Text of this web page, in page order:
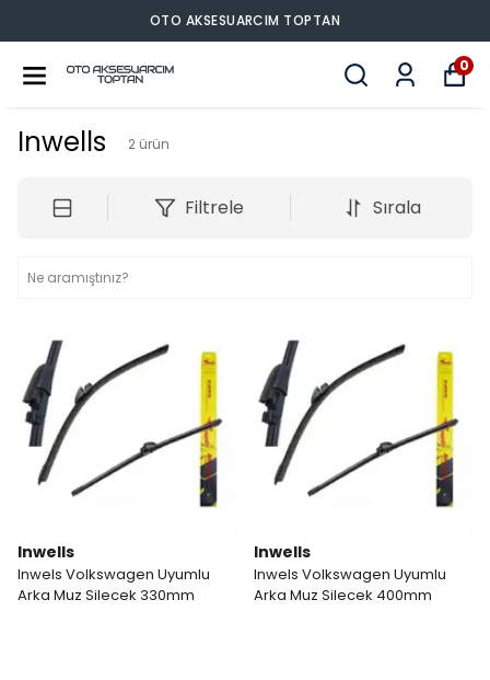
0
Inwells 2 ürün
Filtrele Sırala
Inwells
Inwels Volkswagen Uyumlu
Arka Muz Silecek 330mm
Inwells
Inwels Volkswagen Uyumlu
Arka Muz Silecek 400mm